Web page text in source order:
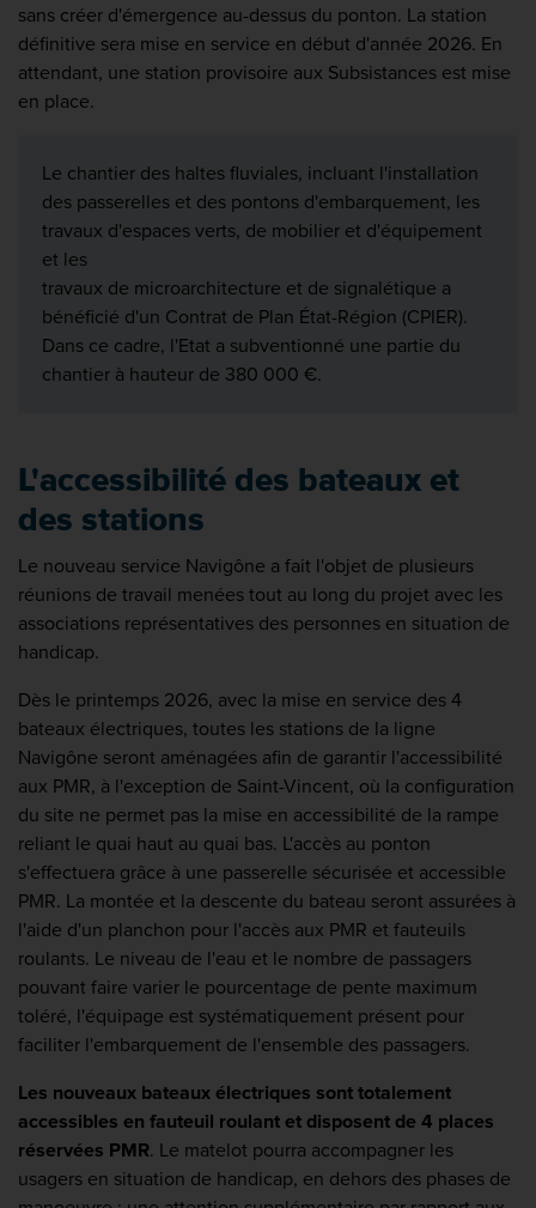
sans créer d'émergence au-dessus du ponton. La station
définitive sera mise en service en début d'année 2026. En
attendant, une station provisoire aux Subsistances est mise
en place.
Le chantier des haltes fluviales, incluant l'installation
des passerelles et des pontons d'embarquement, les
travaux d'espaces verts, de mobilier et d'équipement
et les
travaux de microarchitecture et de signalétique a
bénéficié d'un Contrat de Plan État-Région (CPIER).
Dans ce cadre, l'Etat a subventionné une partie du
chantier à hauteur de 380 000 €.
L'accessibilité des bateaux et
des stations
Le nouveau service Navigône a fait l'objet de plusieurs
réunions de travail menées tout au long du projet avec les
associations représentatives des personnes en situation de
handicap.
Dès le printemps 2026, avec la mise en service des 4
bateaux électriques, toutes les stations de la ligne
Navigône seront aménagées afin de garantir l'accessibilité
aux PMR, à l'exception de Saint-Vincent, où la configuration
du site ne permet pas la mise en accessibilité de la rampe
reliant le quai haut au quai bas. L'accès au ponton
s'effectuera grâce à une passerelle sécurisée et accessible
PMR. La montée et la descente du bateau seront assurées à
l'aide d'un planchon pour l'accès aux PMR et fauteuils
roulants. Le niveau de l'eau et le nombre de passagers
pouvant faire varier le pourcentage de pente maximum
toléré, l'équipage est systématiquement présent pour
faciliter l'embarquement de l'ensemble des passagers.
Les nouveaux bateaux électriques sont totalement
accessibles en fauteuil roulant et disposent de 4 places
réservées PMR. Le matelot pourra accompagner les
usagers en situation de handicap, en dehors des phases de